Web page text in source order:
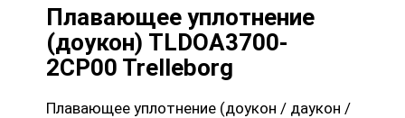
Плавающее уплотнение
(доукон) TLDOA3700-
2CP00 Trelleborg
Плавающее уплотнение (доукон / даукон /